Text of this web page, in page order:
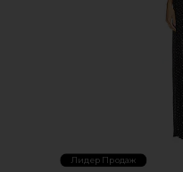
Лидер Продаж